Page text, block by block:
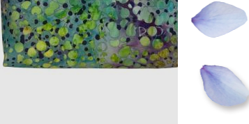
A termékek tisztítása
2020.01.13.
Alapanyagok: Tilda pamutvászon,
designer pamutvászon, lenvászon,
Kedves